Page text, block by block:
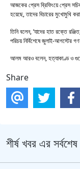
আজকের প্রেস ব্রিফিংয়ে প্রেস
হয়েছে, তাদের বিচারের মুখোমুখি
তিনি বলেন, ‘যাদের হাত রক্তে
পরিচয় নির্বিশেষে জুলাই-আগস্টের
আলম আরও বলেন, হত্যাকাণ্ড ও গুমের
Share
শীর্ষ খবর এর সর্বশেষ